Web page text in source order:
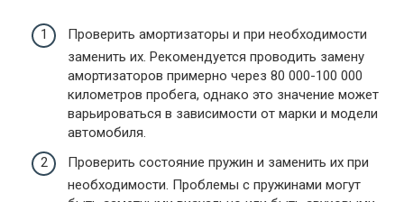
Проверить амортизаторы и при необходимости
заменить их. Рекомендуется проводить замену
амортизаторов примерно через 80 000-100 000
километров пробега, однако это значение может
варьироваться в зависимости от марки и модели
автомобиля.
Проверить состояние пружин и заменить их при
необходимости. Проблемы с пружинами могут